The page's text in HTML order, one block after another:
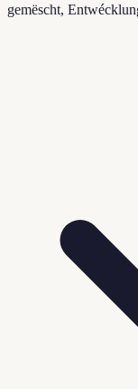
gemëscht,